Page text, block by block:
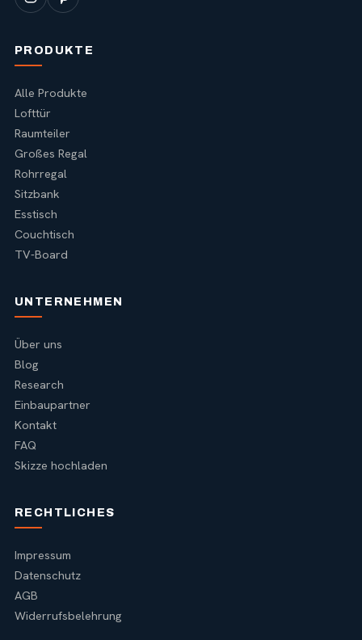
PRODUKTE
Alle Produkte
Lofttür
Raumteiler
Großes Regal
Rohrregal
Sitzbank
Esstisch
Couchtisch
TV-Board
UNTERNEHMEN
Über uns
Blog
Research
Einbaupartner
Kontakt
FAQ
Skizze hochladen
RECHTLICHES
Impressum
Datenschutz
AGB
Widerrufsbelehrung